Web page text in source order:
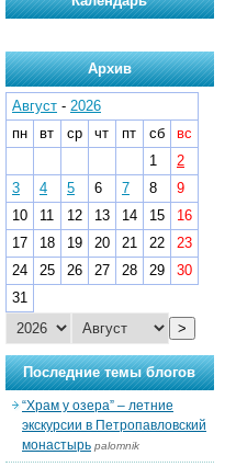
Архив
Август - 2026
пн
вт ср чт пт сб
вс
1
2
3
4 5 6 7 8
9
10
11 12 13 14 15
16
17
18 19 20 21 22
23
24
25 26 27 28 29
30
31
>
Последние темы блогов
“Храм у озера” – летние
экскурсии в Петропавловский
монастырь palomnik